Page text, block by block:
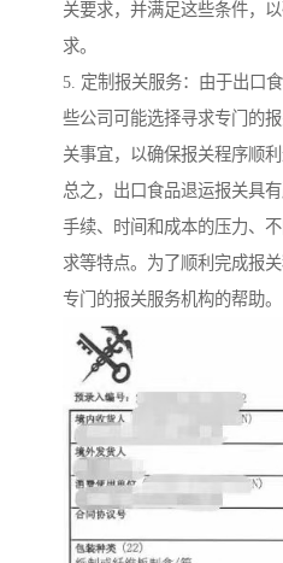
关要求，并满足这些条件，
求。
5. 定制报关服务：由于出口
些公司可能选择寻求专门的
关事宜，以确保报关程序顺利
总之，出口食品退运报关具
手续、时间和成本的压力、
求等特点。为了顺利完成报
专门的报关服务机构的帮助。